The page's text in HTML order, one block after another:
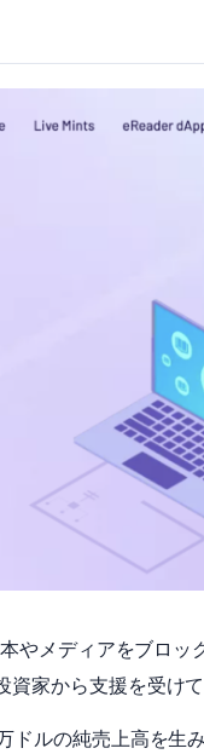
やメディアをブロッ
家から支援を受けて
ルの純売上高を生